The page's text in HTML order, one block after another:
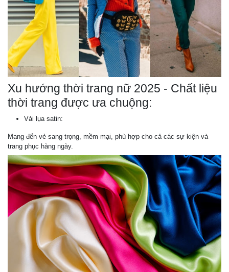
Xu hướng thời trang nữ 2025 - Chất liệu
thời trang được ưa chuộng:
Vải lụa satin:
Mang đến vẻ sang trọng, mềm mại, phù hợp cho cả các sự kiện và
trang phục hàng ngày.